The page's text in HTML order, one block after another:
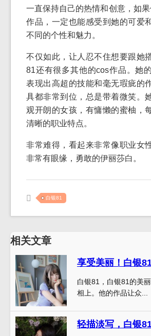
一直保持自己的热情和创意，如
作品，一定也能感受到她的可爱
不同的个性和魅力。
不仅如此，让人忍不住想要跟她
81还有很多其他的cos作品。她
表现出高超的技能和毫无瑕疵的
具都非常到位，总是带着微笑。
观开朗的女孩，有慵懒的蜜柚，
清晰的职业特点。
非常难得，看起来非常像职业女
非常有眼缘，勇敢的伊丽莎白。
白银81
相关文章
白银81，白银81的美
相上。他的作品让众...